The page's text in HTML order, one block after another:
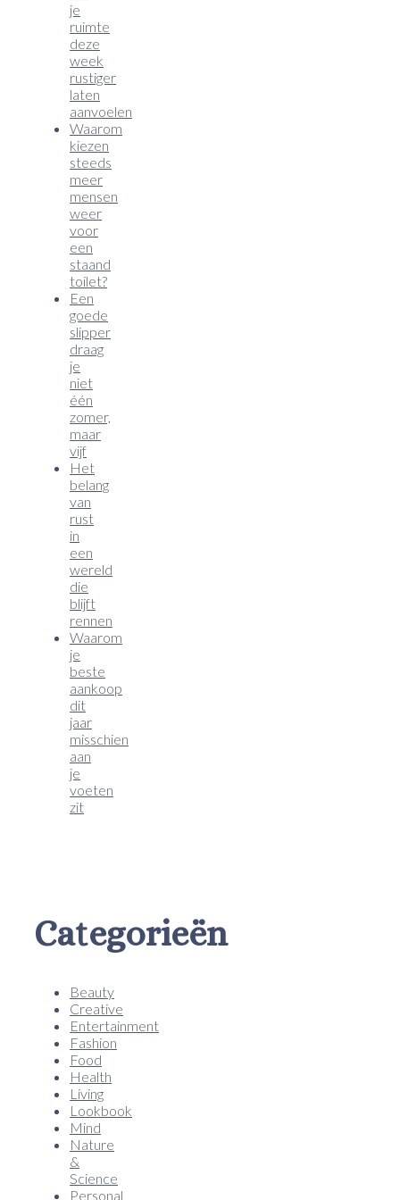
je
ruimte
deze
week
rustiger
laten
aanvoelen
Waarom
kiezen
steeds
meer
mensen
weer
voor
een
staand
toilet?
Een
goede
slipper
draag
je
niet
één
zomer,
maar
vijf
Het
belang
van
rust
in
een
wereld
die
blijft
rennen
Waarom
je
beste
aankoop
dit
jaar
misschien
aan
je
voeten
zit
Categorieën
Beauty
Creative
Entertainment
Fashion
Food
Health
Living
Lookbook
Mind
Nature
&
Science
Personal